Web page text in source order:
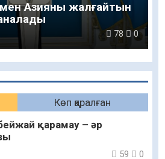
Көп қаралған
қарамау – әр
59 0
мен Азияны жалғайтын
78 0